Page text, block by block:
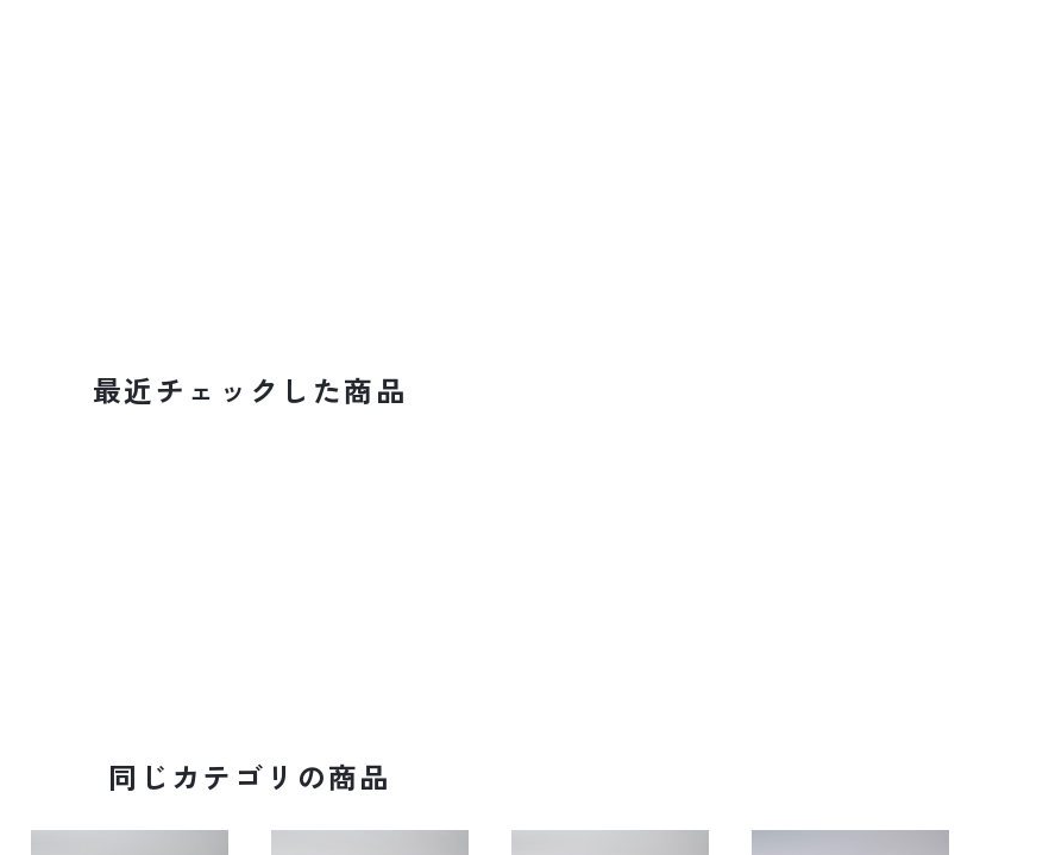
最近チェックした商品
同じカテゴリの商品